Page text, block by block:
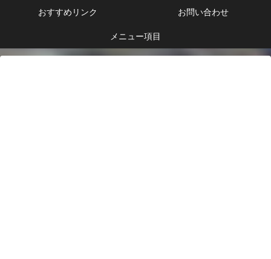
おすすめリンク お問い合わせ
メニュー項目